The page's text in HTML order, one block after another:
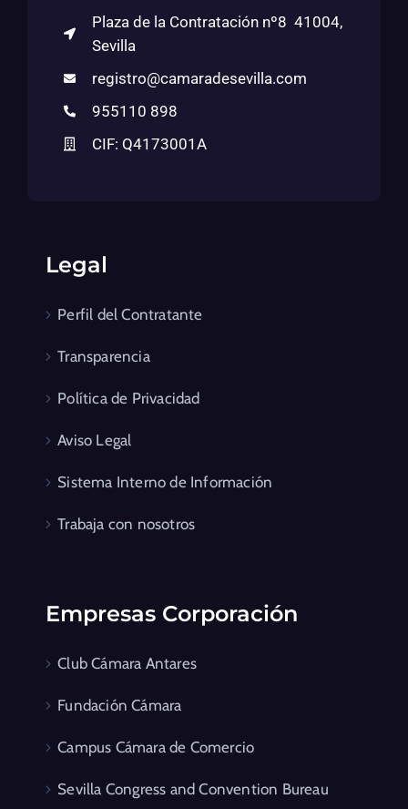
Plaza de la Contratación nº8 41004,
Sevilla
registro@camaradesevilla.com
955110 898
CIF: Q4173001A
Legal
Perfil del Contratante
Transparencia
Política de Privacidad
Aviso Legal
Sistema Interno de Información
Trabaja con nosotros
Empresas Corporación
Club Cámara Antares
Fundación Cámara
Campus Cámara de Comercio
Sevilla Congress and Convention Bureau